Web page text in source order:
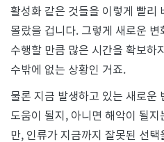
활성화 같은 것들을 이렇게 빨리
몰랐을 겁니다. 그렇게 새로운
수행할 만큼 많은 시간을 확보하
수밖에 없는 상황인 거죠.
물론 지금 발생하고 있는 새로운
도움이 될지, 아니면 해악이 될
만, 인류가 지금까지 잘못된 선